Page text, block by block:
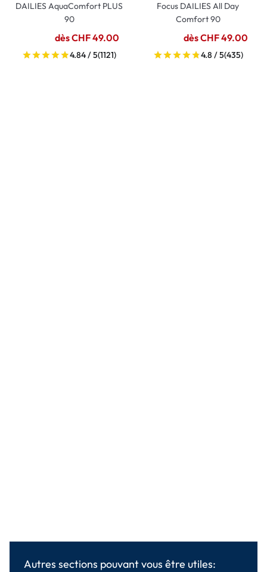
DAILIES AquaComfort PLUS
90
dès CHF 49.00
4.84 / 5(1121)
Focus DAILIES All Day
Comfort 90
dès CHF 49.00
4.8 / 5(435)
Autres sections pouvant vous être utiles: